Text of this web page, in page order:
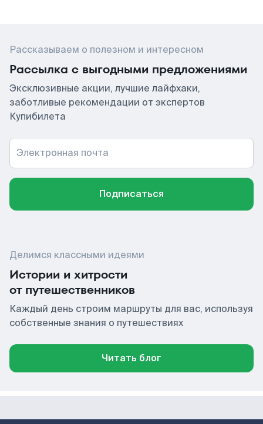
Рассказываем о полезном и интересном
Рассылка с выгодными предложениями
Эксклюзивные акции, лучшие лайфхаки,
заботливые рекомендации от экспертов
Купибилета
Электронная почта
Подписаться
Делимся классными идеями
Истории и хитрости
от путешественников
Каждый день строим маршруты для вас, используя
собственные знания о путешествиях
Читать блог